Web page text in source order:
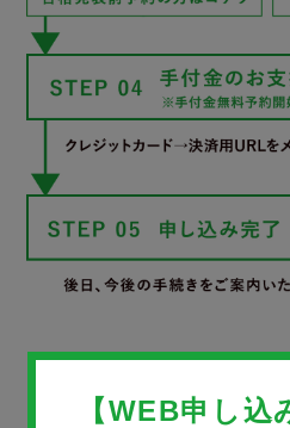
WEB申し込
【WEB申し込